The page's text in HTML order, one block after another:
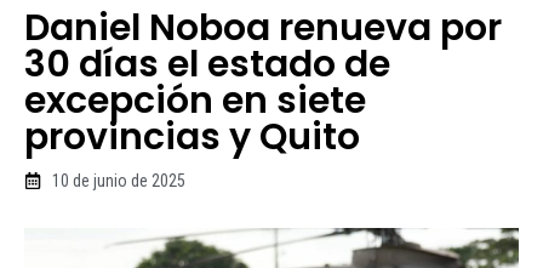
Daniel Noboa renueva por
30 días el estado de
excepción en siete
provincias y Quito
10 de junio de 2025